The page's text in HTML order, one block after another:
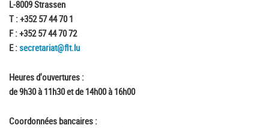
L-8009 Strassen
T : +352 57 44 70 1
F : +352 57 44 70 72
E :secretariat@flt.lu
Heures d'ouvertures :
de 9h30 à 11h30 et de 14h00 à 16h00
Coordonnées bancaires :